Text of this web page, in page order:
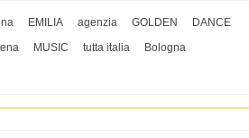
EMILIA agenzia GOLDEN
DANCE
MUSIC tutta italia
Bologna